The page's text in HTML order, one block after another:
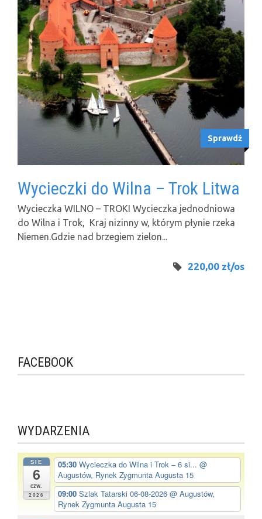
Sprawdź
Wycieczki do Wilna – Trok Litwa
Wycieczka WILNO – TROKI Wycieczka jednodniowa
do Wilna i Trok, Kraj nizinny w, którym płynie rzeka
Niemen.Gdzie nad brzegiem zielon...
220,00 zł/os
FACEBOOK
WYDARZENIA
SIE
6
czw.
2026
05:30 Wycieczka do Wilna i Trok – 6 si... @
Augustów, Rynek Zygmunta Augusta 15
09:00 Szlak Tatarski 06-08-2026 @ Augustów,
Rynek Zygmunta Augusta 15